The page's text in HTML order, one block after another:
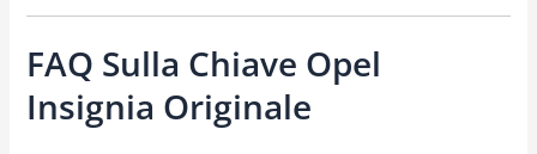
FAQ Sulla Chiave Opel
Insignia Originale